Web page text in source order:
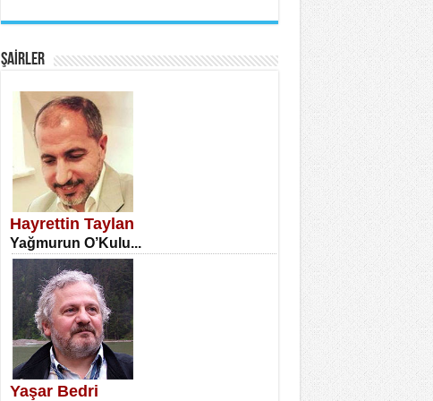
SATILMIŞ ÜMİT ÇETİNKAYA
Erkenlik...
NECLA DİLEK ARSLAN
Öğretmenler Günü Mahkemesi...
ŞAİRLER
Hayrettin Taylan
Yağmurun O’Kulu...
Yaşar Bedri